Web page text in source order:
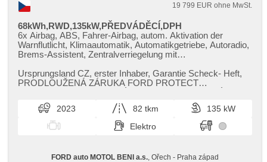
19 799 EUR ohne MwSt.
68kWh,RWD,135kW,PŘEDVÁDĚCÍ,DPH
6x Airbag, ABS, Fahrer-Airbag, autom. Aktivation der
Warnflutlicht, Klimaautomatik, Automatikgetriebe, Autoradio,
Brems-Assistent, Zentralverriegelung mit
El. Vorderscheiben, El. Klappspiegel, El. Spiegel, Uhr Spur,
Wegfahrsperre, Nebelscheinwerfer, Multifunktionslenkrad,
Servolenkung, Antriebsschlupfregelung (ASR), Navigation,
Scheibenwischersensor, Lichtsensor, Reifendrucksensor,
Elektronisches Stabilitätsprogramm (ESP), starten per
Taste, Tempomat, USB, Außenthermometer, beheizte
Notbremsung (PEBS), samostmívací zrcátka, parkovací
Ursprungsland CZ,​ erster Inhaber,​ Garantie Scheck​- Heft,​
PRODLOUŽENÁ ZÁRUKA FORD PROTECT
2023 82 tkm
135 kW
Elektro
FORD auto MOTOL BENI a.s. , Ořech - Praha západ